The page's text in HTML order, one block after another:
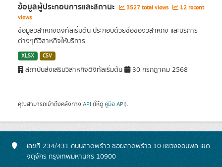
ข้อมูลผู้ประกอบการและสถานะ 3527 total views
12 recent
views
ข้อมูลวิสาหกิจดิจิทัลเริ่มต้น ประกอบด้วยชื่อของวิสาหกิจ และบริการ
ต่างๆที่วิสาหกิจให้บริการ
XLSX CSV
สถาบันส่งเสริมวิสาหกิจดิจิทัลเริ่มต้น 30 กรกฎาคม 2568
คุณสามารถเข้าถึงคลังทาง API (ให้ดู คู่มือ API).
เลขที่ 234/431 ถนนลาดพร้าว ซอยลาดพร้าว 10 แขวงจอมพล เขต
จตุจักร กรุงเทพมหานคร 10900